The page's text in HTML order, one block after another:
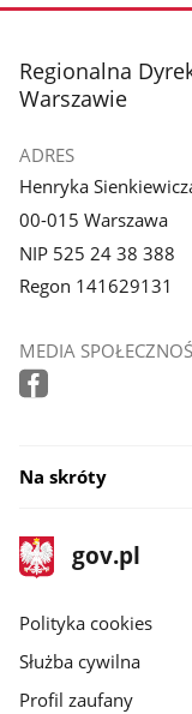
stopka
Regionalna
Warszawie
ADRES
Henryka
00-015 Warszawa
NIP 525 24 38 388
Regon 141629131
MEDIA
Na skróty
stopka
gov.pl
Strona
gov.pl
gov.pl
Polityka cookies
Służba cywilna
Profil zaufany